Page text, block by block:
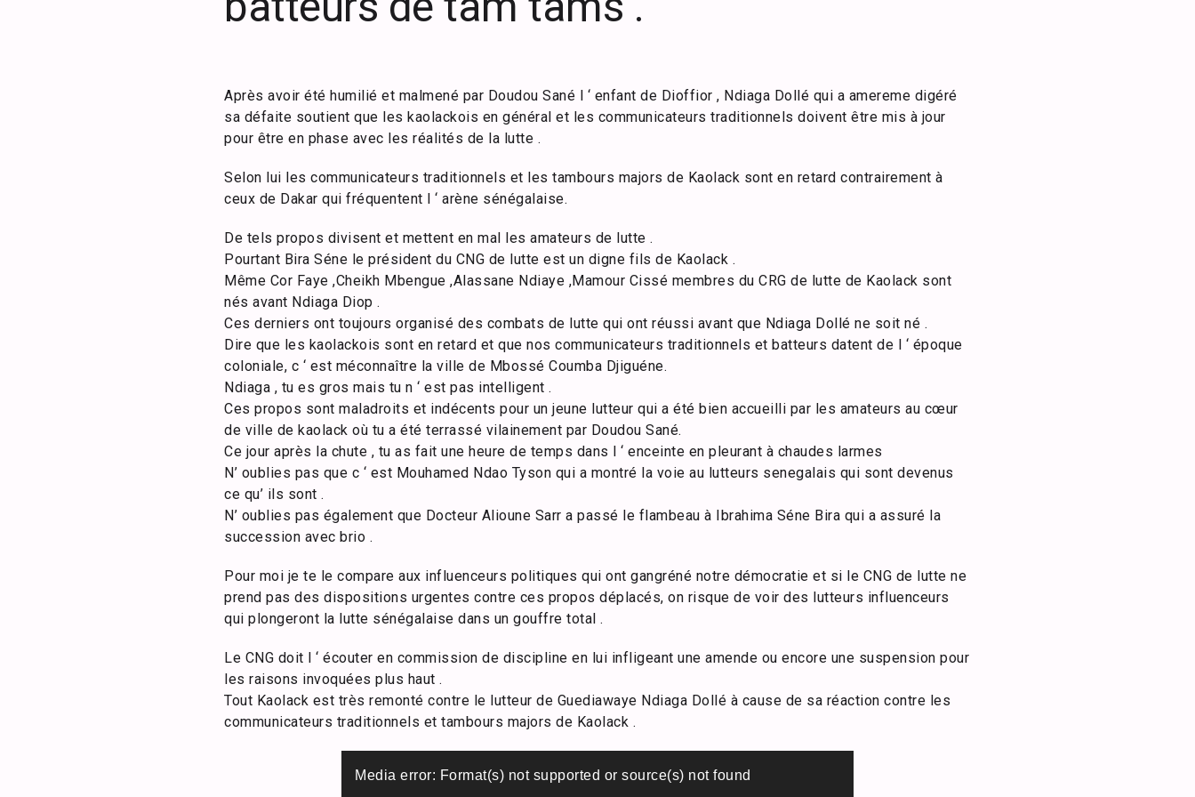
Après avoir été humilié et malmené par Doudou Sané l ‘ enfant de Dioffior , Ndiaga Dollé qui a amereme digéré
sa défaite soutient que les kaolackois en général et les communicateurs traditionnels doivent être mis à jour
pour être en phase avec les réalités de la lutte .
Selon lui les communicateurs traditionnels et les tambours majors de Kaolack sont en retard contrairement à
ceux de Dakar qui fréquentent l ‘ arène sénégalaise.
De tels propos divisent et mettent en mal les amateurs de lutte .
Pourtant Bira Séne le président du CNG de lutte est un digne fils de Kaolack .
Même Cor Faye ,Cheikh Mbengue ,Alassane Ndiaye ,Mamour Cissé membres du CRG de lutte de Kaolack sont
nés avant Ndiaga Diop .
Ces derniers ont toujours organisé des combats de lutte qui ont réussi avant que Ndiaga Dollé ne soit né .
Dire que les kaolackois sont en retard et que nos communicateurs traditionnels et batteurs datent de l ‘ époque
coloniale, c ‘ est méconnaître la ville de Mbossé Coumba Djiguéne.
Ndiaga , tu es gros mais tu n ‘ est pas intelligent .
Ces propos sont maladroits et indécents pour un jeune lutteur qui a été bien accueilli par les amateurs au cœur
de ville de kaolack où tu a été terrassé vilainement par Doudou Sané.
Ce jour après la chute , tu as fait une heure de temps dans l ‘ enceinte en pleurant à chaudes larmes
N’ oublies pas que c ‘ est Mouhamed Ndao Tyson qui a montré la voie au lutteurs senegalais qui sont devenus
ce qu’ ils sont .
N’ oublies pas également que Docteur Alioune Sarr a passé le flambeau à Ibrahima Séne Bira qui a assuré la
succession avec brio .
Pour moi je te le compare aux influenceurs politiques qui ont gangréné notre démocratie et si le CNG de lutte ne
prend pas des dispositions urgentes contre ces propos déplacés, on risque de voir des lutteurs influenceurs
qui plongeront la lutte sénégalaise dans un gouffre total .
Le CNG doit l ‘ écouter en commission de discipline en lui infligeant une amende ou encore une suspension pour
les raisons invoquées plus haut .
Tout Kaolack est très remonté contre le lutteur de Guediawaye Ndiaga Dollé à cause de sa réaction contre les
communicateurs traditionnels et tambours majors de Kaolack .
vidéo
Media error: Format(s) not supported or source(s) not found